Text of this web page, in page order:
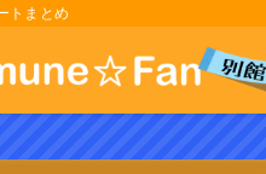
トまとめ